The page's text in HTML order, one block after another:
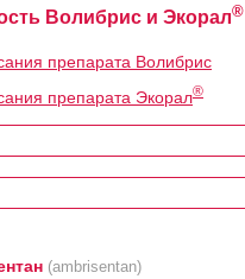
Волибрис и Экорал®
препарата Волибрис
препарата Экорал®
(ambrisentan)